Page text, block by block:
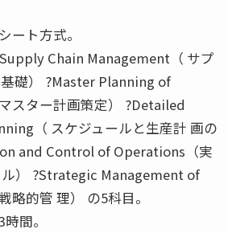
ート方式。
Chain Management（ サプ
礎） ?Master Planning of
スター計画策定） ?Detailed
（ スケジュールと生産計 画の
and Control of Operations（実
） ?Strategic Management of
略的管 理） の5科目。
間。